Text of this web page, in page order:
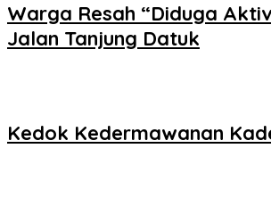
Warga Resah “Diduga
Jalan Tanjung Datuk
Kedok Kedermawanan